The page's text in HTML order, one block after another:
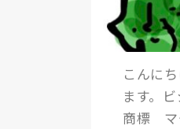
こんに
ます。
商標 マ